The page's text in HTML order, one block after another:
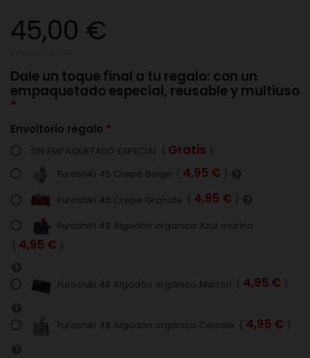
45,00 €
Dale un toque final a tu regalo: con un
empaquetado especial, reusable y multiuso
Envoltorio regalo
SIN EMPAQUETADO ESPECIAL ( Gratis )
Furoshiki 45 Crepé Beige ( 4,95 € )
Furoshiki 45 Crepe Granate ( 4,95 € )
Furoshiki 48 Algodón orgánico Azul marino
( 4,95 € )
Furoshiki 48 Algodón orgánico Marrón ( 4,95 € )
Furoshiki 48 Algodón orgánico Celeste ( 4,95 € )